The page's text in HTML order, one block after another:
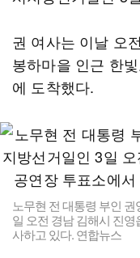
권 여사는 이날 오
봉하마을 인근 한
에 도착했다.
노무현 전 대통령 부인
일 오전 경남 김해시 진
사하고 있다. 연합뉴스